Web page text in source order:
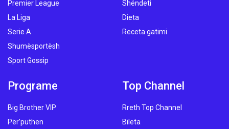
Premier League
La Liga
Serie A
Shumësportësh
Sport Gossip
Shëndeti
Dieta
Receta gatimi
Programe
Big Brother VIP
Për’puthen
Top Channel
Rreth Top Channel
Bileta